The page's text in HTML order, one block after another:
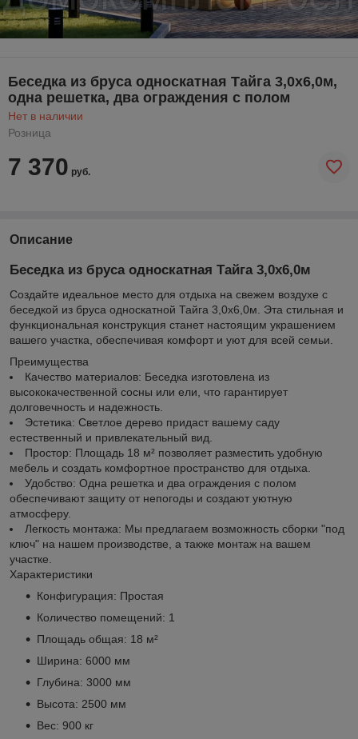
Беседка из бруса односкатная Тайга 3,0х6,0м,
одна решетка, два ограждения с полом
Нет в наличии
Розница
7 370 руб.
Описание
Беседка из бруса односкатная Тайга 3,0х6,0м
Создайте идеальное место для отдыха на свежем воздухе с
беседкой из бруса односкатной Тайга 3,0х6,0м. Эта стильная и
функциональная конструкция станет настоящим украшением
вашего участка, обеспечивая комфорт и уют для всей семьи.
Преимущества
Качество материалов: Беседка изготовлена из
высококачественной сосны или ели, что гарантирует
долговечность и надежность.
Эстетика: Светлое дерево придаст вашему саду
естественный и привлекательный вид.
Простор: Площадь 18 м² позволяет разместить удобную
мебель и создать комфортное пространство для отдыха.
Удобство: Одна решетка и два ограждения с полом
обеспечивают защиту от непогоды и создают уютную
атмосферу.
Легкость монтажа: Мы предлагаем возможность сборки "под
ключ" на нашем производстве, а также монтаж на вашем
участке.
Характеристики
Конфигурация: Простая
Количество помещений: 1
Площадь общая: 18 м²
Ширина: 6000 мм
Глубина: 3000 мм
Высота: 2500 мм
Вес: 900 кг